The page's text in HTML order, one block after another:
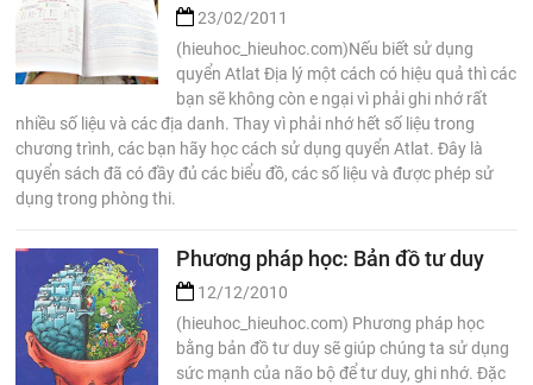
23/02/2011
(hieuhoc_hieuhoc.com)Nếu biết sử dụng
quyển Atlat Địa lý một cách có hiệu quả thì các
bạn sẽ không còn e ngại vì phải ghi nhớ rất
nhiều số liệu và các địa danh. Thay vì phải nhớ hết số liệu trong
chương trình, các bạn hãy học cách sử dụng quyển Atlat. Đây là
quyển sách đã có đầy đủ các biểu đồ, các số liệu và được phép sử
dụng trong phòng thi.
Phương pháp học: Bản đồ tư duy
12/12/2010
(hieuhoc_hieuhoc.com) Phương pháp học
bằng bản đồ tư duy sẽ giúp chúng ta sử dụng
sức mạnh của não bộ để tư duy, ghi nhớ. Đặc